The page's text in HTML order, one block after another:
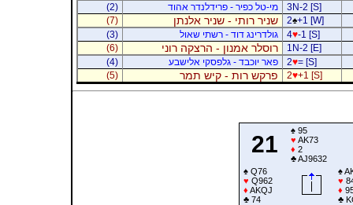
3N-2 [S]
מי-טל כפיר - פרידלנדר אהוד
(2)
2♠+1 [W] שניר רותי - שניר אלנתן
(7)
4♥-1 [S] גולדרינג דוד - רשתי שאול
(3)
1N-2 [E]
רוסלר אמנון - הרצקה רוני
(6)
2♥= [S] פאר יוכבד - גלפסקי אלישבע
(4)
2♥+1 [S] פרקש רות - קיש תמר (5)
21
♠95
♥ AK73
♦ 2
♣AJ9632
♠Q76
♥ Q962
♦ AKQJ
♣74
♠
♥
♦
♣